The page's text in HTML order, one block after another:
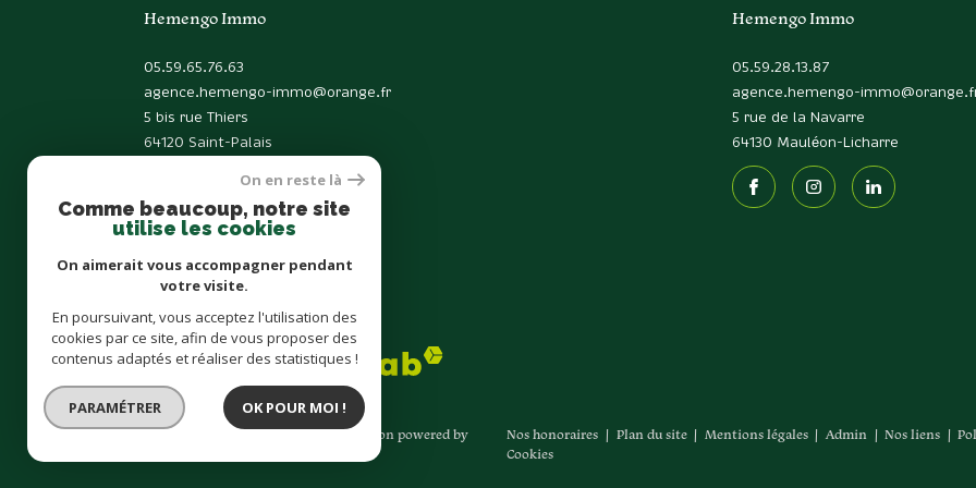
Hemengo Immo
05.59.65.76.63
agence.hemengo-immo@orange.fr
5 bis rue Thiers
64120 Saint-Palais
Hemengo Immo
05.59.28.13.87
agence.hemengo-
5 rue de la Navarre
64130 Mauléon-Licharre
Adhérents
© 2026 | Tous droits réservés | Traduction powered by
Nos honoraires Plan du site Mentions légales Admin Nos liens
Cookies
On en reste là
Comme beaucoup, notre site
utilise les cookies
On aimerait vous accompagner pendant
votre visite.
En poursuivant, vous acceptez l'utilisation des
cookies par ce site, afin de vous proposer des
contenus adaptés et réaliser des statistiques !
PARAMÉTRER OK POUR MOI !